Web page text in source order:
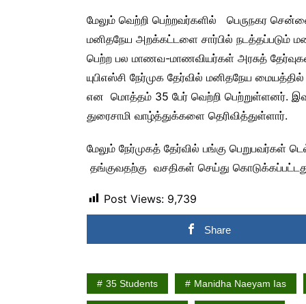
மேலும் வெற்றி பெற்றவர்களில் பெருநகர
மனிதநேய அறக்கட்டளை சார்பில் நடத்தப்படும்
பெற்ற பல மாணவ-மாணவியர்கள் அரசுத்
யுபிஎஸ்சி நேர்முக தேர்வில் மனிதநேய
என மொத்தம் 35 பேர் வெற்றி பெற்றுள்ளனர்.
துரைசாமி வாழ்த்துக்களை தெரிவித்துள்ளார்.
மேலும் நேர்முகத் தேர்வில் பங்கு பெறுபவர்கள்
தங்குவதற்கு வசதிகள் செய்து கொடுக்கப்பட்டது
Post Views: 9,739
Share
35 Students Manidha Naeyam Ias